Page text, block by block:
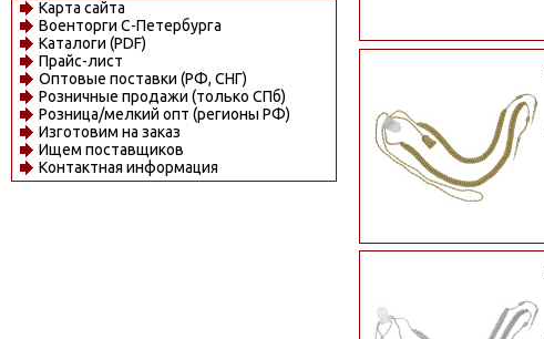
Карта сайта
Военторги С-Петербурга
Каталоги (PDF)
Прайс-лист
Оптовые поставки (РФ, СНГ)
Розничные продажи (только СПб)
Розница/мелкий опт (регионы РФ)
Изготовим на заказ
Ищем поставщиков
Контактная информация